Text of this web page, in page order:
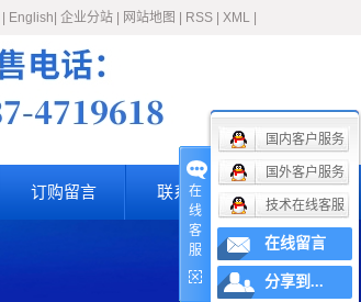
English 企业分站 网站地图 RSS XML
订购留言 联系我们
在
线
客
服
国内客户服务
国外客户服务
技术在线客服
在线留言
分享到...